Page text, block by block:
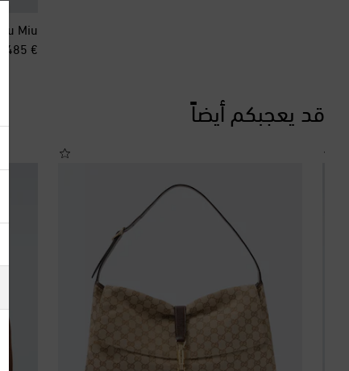
Miu Miu
€ 6,485
price
قد يعجبكم أيضاً